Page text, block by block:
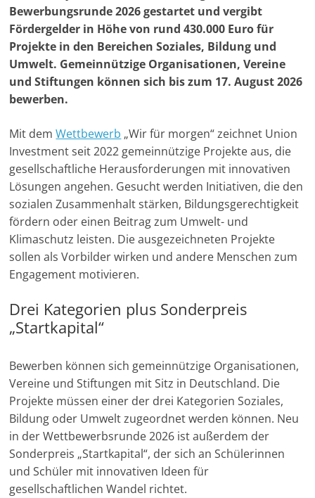
-
M
a
r
k
t
i
n
g
|
S
e
d
e
|
V
e
r
e
i
n
t
e
r
b
o
o
k
s
A
p
p
e
g
r
a
m
k
d
I
n
t
i
l
L
n
k
l
e
Bewerbungsrunde 2026 gestartet und vergibt
Fördergelder in Höhe von rund 430.000 Euro für
Projekte in den Bereichen Soziales, Bildung und
Umwelt. Gemeinnützige Organisationen, Vereine
und Stiftungen können sich bis zum 17. August 2026
bewerben.
Mit demWettbewerb „Wir für morgen“ zeichnet Union
Investment seit 2022 gemeinnützige Projekte aus, die
gesellschaftliche Herausforderungen mit innovativen
Lösungen angehen. Gesucht werden Initiativen, die den
sozialen Zusammenhalt stärken, Bildungsgerechtigkeit
fördern oder einen Beitrag zum Umwelt- und
Klimaschutz leisten. Die ausgezeichneten Projekte
sollen als Vorbilder wirken und andere Menschen zum
Engagement motivieren.
Drei Kategorien plus Sonderpreis
„Startkapital“
Bewerben können sich gemeinnützige Organisationen,
Vereine und Stiftungen mit Sitz in Deutschland. Die
Projekte müssen einer der drei Kategorien Soziales,
Bildung oder Umwelt zugeordnet werden können. Neu
in der Wettbewerbsrunde 2026 ist außerdem der
Sonderpreis „Startkapital“, der sich an Schülerinnen
und Schüler mit innovativen Ideen für
gesellschaftlichen Wandel richtet.